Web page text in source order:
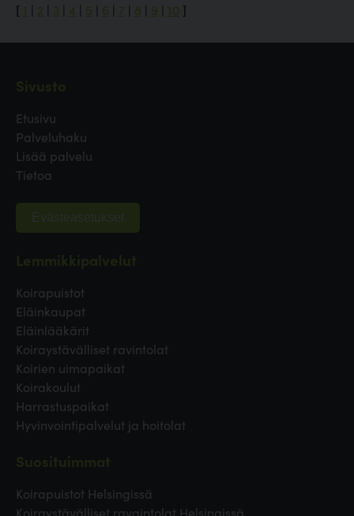
[ 1 2 3 4 5 6 7 8 9 10 ]
Etusivu
Palveluhaku
Lisää palvelu
Tietoa
Evästeasetukset
Koirapuistot
Eläinkaupat
Eläinlääkärit
Koiraystävälliset ravintolat
Koirien uimapaikat
Koirakoulut
Harrastuspaikat
Hyvinvointipalvelut ja hoitolat
Koirapuistot Helsingissä
Koiraystävälliset ravaintolat Helsingissä